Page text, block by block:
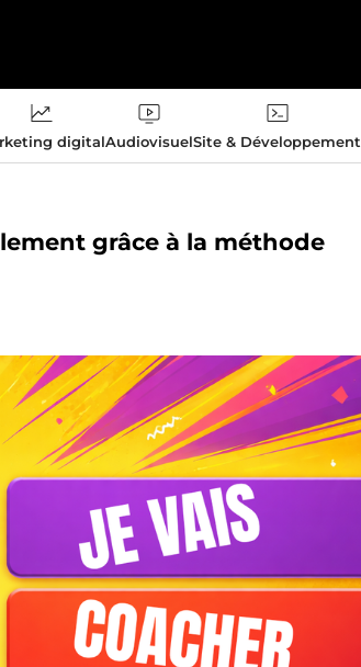
digitalAudiovisuelSite & Développement
grâce à la méthode